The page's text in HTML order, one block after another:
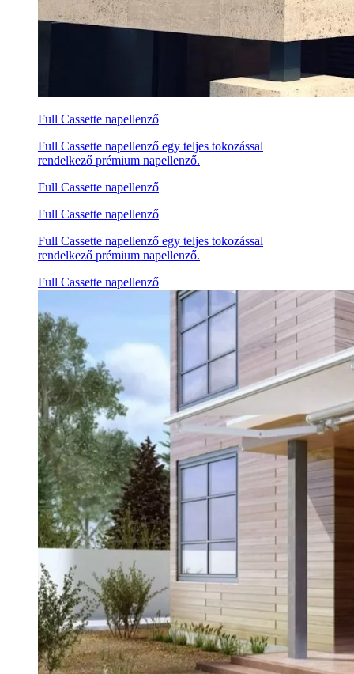
Full Cassette napellenző
Full Cassette napellenző egy teljes tokozással
rendelkező prémium napellenző.
Full Cassette napellenző
Full Cassette napellenző
Full Cassette napellenző egy teljes tokozással
rendelkező prémium napellenző.
Full Cassette napellenző